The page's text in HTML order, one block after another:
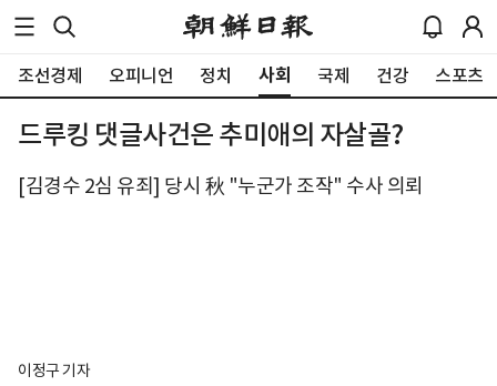
조선경제 오피니언 정치 사회 국제 건강 스포츠
드루킹 댓글사건은 추미애의 자살골?
[김경수 2심 유죄] 당시 秋 "누군가 조작" 수사 의뢰
이정구 기자